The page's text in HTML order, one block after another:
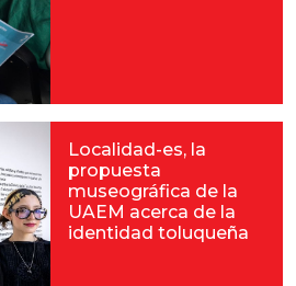
Localidad-es, la
propuesta
museográfica de la
UAEM acerca de la
identidad toluqueña